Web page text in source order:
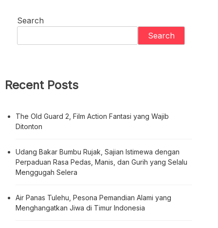
Search
Search
Recent Posts
The Old Guard 2, Film Action Fantasi yang Wajib
Ditonton
Udang Bakar Bumbu Rujak, Sajian Istimewa dengan
Perpaduan Rasa Pedas, Manis, dan Gurih yang Selalu
Menggugah Selera
Air Panas Tulehu, Pesona Pemandian Alami yang
Menghangatkan Jiwa di Timur Indonesia